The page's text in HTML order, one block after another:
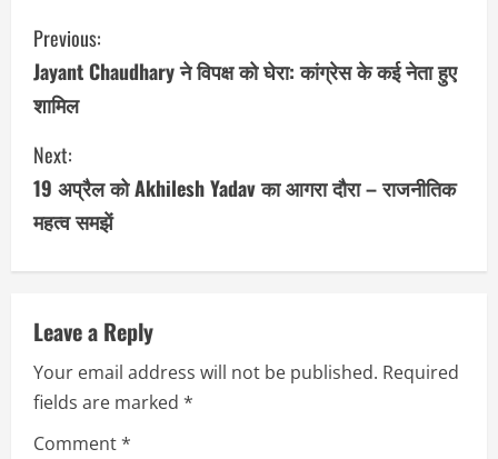
C
o
n
t
i
n
e
R
e
Previous:
Jayant Chaudhary ने विपक्ष को घेरा: कांग्रेस के कई नेता हुए
शामिल
Next:
19 अप्रैल को Akhilesh Yadav का आगरा दौरा – राजनीतिक
महत्व समझें
Leave a Reply
Your email address will not be published. Required
fields are marked *
Comment*